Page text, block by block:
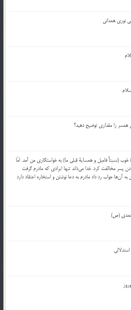
نوری همدانی
همسر را مقداري توضيح دهيد؟
خوب (نسبتاً فاميل و همساية قبلي ما) به خواستگاري من آمد. امّا
پسر مخالفت كرد. خدا مي‌داند تنها ايرادي كه مادرم گرفت
آن‌ها جواب رد داد مادرم به دعا نوشتن و استخاره اعتقاد دارد
(ص)